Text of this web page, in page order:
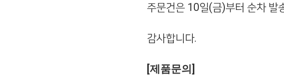
주문건은 10일(금)부터 순차 발
감사합니다.
[제품문의 ]